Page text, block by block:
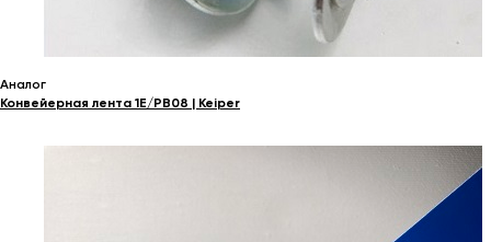
Аналог
Конвейерная лента 1E/PB08 | Keiper